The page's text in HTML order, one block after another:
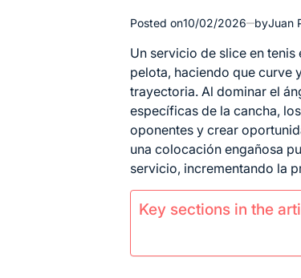
Posted on10/02/2026 byJuan
Un servicio de slice en tenis
pelota, haciendo que curve
trayectoria. Al dominar el
específicas de la cancha,
oponentes y crear
una colocación engañosa
servicio, incrementando la
Key sections in the